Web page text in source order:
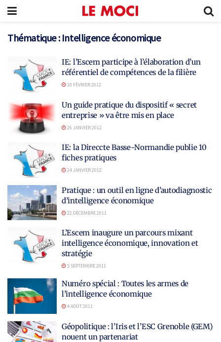
Thématique : Intelligence économique
IE: l’Escem participe à l’élaboration d’un
référentiel de compétences de la filière
10 FÉVRIER 2012
Un guide pratique du dispositif « secret
entreprise » va être mis en place
26 JANVIER 2012
IE: la Direccte Basse-Normandie publie 10
fiches pratiques
24 JANVIER 2012
Pratique : un outil en ligne d’autodiagnostic
d’intelligence économique
22 DÉCEMBRE 2011
L’Escem inaugure un parcours mixant
intelligence économique, innovation et
stratégie
5 SEPTEMBRE 2011
Numéro spécial : Toutes les armes de
l’intelligence économique
4 AOÛT 2011
Géopolitique : l’Iris et l’ESC Grenoble (GEM)
nouent un partenariat